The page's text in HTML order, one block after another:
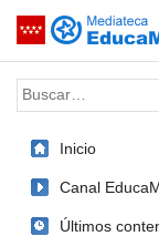
Saltar navegación
Palabra o frase:
Inicio
Canal
Últimos